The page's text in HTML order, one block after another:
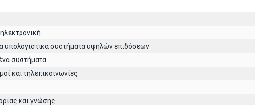
υπολογιστικά συστήματα υψηλών επιδόσεων
συστήματα
και τηλεπικοινωνίες
και γνώσης